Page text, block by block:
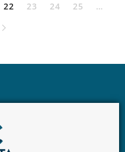
22 23 24 25
…